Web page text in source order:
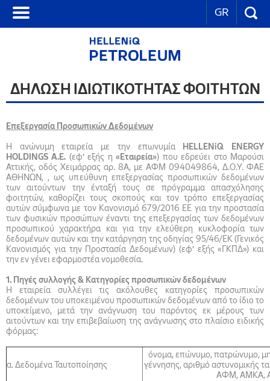
GR
ΔΗΛΩΣΗ ΙΔΙΩΤΙΚΟΤΗΤΑΣ ΦΟΙΤΗΤΩΝ
Επεξεργασία Προσωπικών Δεδομένων
Η ανώνυμη εταιρεία με την επωνυμία
HELLENiQ ENERGY
HOLDINGS Α.Ε. (εφ’ εξής η«Εταιρεία») που εδρεύει στο Μαρούσι
Αττικής, οδός Χειμάρρας αρ. 8Α, με ΑΦΜ 094049864, Δ.Ο.Υ. ΦΑΕ
ΑΘΗΝΩΝ, , ως υπεύθυνη επεξεργασίας προσωπικών δεδομένων
των αιτούντων την ένταξή τους σε πρόγραμμα απασχόλησης
φοιτητών, καθορίζει τους σκοπούς και τον τρόπο επεξεργασίας
αυτών σύμφωνα με τον Κανονισμό 679/2016 ΕΕ για την προστασία
των φυσικών προσώπων έναντι της επεξεργασίας των δεδομένων
προσωπικού χαρακτήρα και για την ελεύθερη κυκλοφορία των
δεδομένων αυτών και την κατάργηση της οδηγίας 95/46/ΕΚ (Γενικός
Κανονισμός για την Προστασία Δεδομένων) (εφ’ εξής «ΓΚΠΔ») και
την εν γένει εφαρμοστέα νομοθεσία.
1. Πηγές συλλογής & Κατηγορίες προσωπικών δεδομένων
Η εταιρεία συλλέγει τις ακόλουθες κατηγορίες προσωπικών
δεδομένων του υποκειμένου προσωπικών δεδομένων από το ίδιο το
υποκείμενο, μετά την ανάγνωση του παρόντος εκ μέρους των
αιτούντων και την επιβεβαίωση της ανάγνωσης στο πλαίσιο ειδικής
φόρμας:
α. Δεδομένα Ταυτοποίησης
όνομα, επώνυμο, πατρώνυμο,
γέννησης, αριθμό αστυνομικής
ΑΦΜ, ΑΜΚΑ,